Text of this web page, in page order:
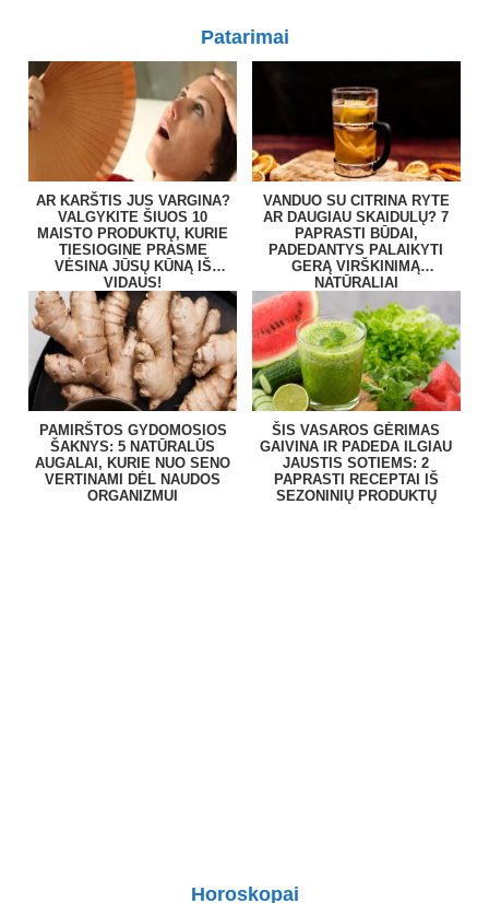
Patarimai
AR KARŠTIS JUS VARGINA?
VALGYKITE ŠIUOS 10
MAISTO PRODUKTŲ, KURIE
TIESIOGINE PRASME
VĖSINA JŪSŲ KŪNĄ IŠ
VIDAUS!
VANDUO SU CITRINA RYTE
AR DAUGIAU SKAIDULŲ? 7
PAPRASTI BŪDAI,
PADEDANTYS PALAIKYTI
GERĄ VIRŠKINIMĄ
NATŪRALIAI
PAMIRŠTOS GYDOMOSIOS
ŠAKNYS: 5 NATŪRALŪS
AUGALAI, KURIE NUO SENO
VERTINAMI DĖL NAUDOS
ORGANIZMUI
ŠIS VASAROS GĖRIMAS
GAIVINA IR PADEDA ILGIAU
JAUSTIS SOTIEMS: 2
PAPRASTI RECEPTAI IŠ
SEZONINIŲ PRODUKTŲ
Horoskopai